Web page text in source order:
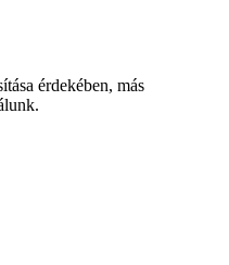
érdekében, más